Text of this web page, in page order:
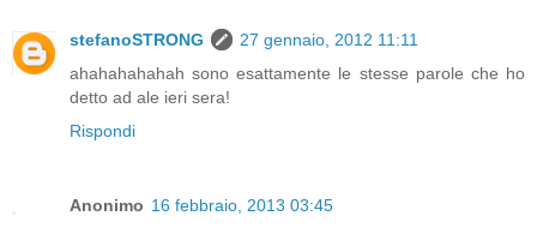
stefanoSTRONG
27 gennaio, 2012 11:11
ahahahahahah sono esattamente le stesse parole che ho
detto ad ale ieri sera!
Rispondi
Anonimo 16 febbraio, 2013 03:45